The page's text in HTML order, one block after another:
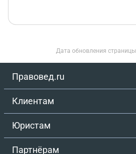
Дата обновления страницы
Правовед.ru
Клиентам
Юристам
Партнёрам